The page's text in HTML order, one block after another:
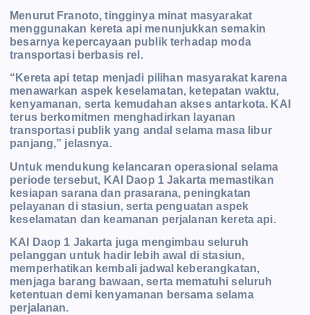
Menurut Franoto, tingginya minat masyarakat
menggunakan kereta api menunjukkan semakin
besarnya kepercayaan publik terhadap moda
transportasi berbasis rel.
“Kereta api tetap menjadi pilihan masyarakat karena
menawarkan aspek keselamatan, ketepatan waktu,
kenyamanan, serta kemudahan akses antarkota. KAI
terus berkomitmen menghadirkan layanan
transportasi publik yang andal selama masa libur
panjang,” jelasnya.
Untuk mendukung kelancaran operasional selama
periode tersebut, KAI Daop 1 Jakarta memastikan
kesiapan sarana dan prasarana, peningkatan
pelayanan di stasiun, serta penguatan aspek
keselamatan dan keamanan perjalanan kereta api.
KAI Daop 1 Jakarta juga mengimbau seluruh
pelanggan untuk hadir lebih awal di stasiun,
memperhatikan kembali jadwal keberangkatan,
menjaga barang bawaan, serta mematuhi seluruh
ketentuan demi kenyamanan bersama selama
perjalanan.